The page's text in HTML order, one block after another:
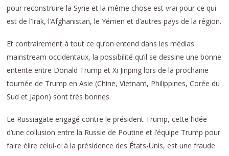
pour reconstruire la Syrie et la même chose est vrai pour ce qui
est de l’Irak, l’Afghanistan, le Yémen et d’autres pays de la région.
Et contrairement à tout ce qu’on entend dans les médias
mainstream occidentaux, la possibilité qu’il se dessine une bonne
entente entre Donald Trump et Xi Jinping lors de la prochaine
tournée de Trump en Asie (Chine, Vietnam, Philippines, Corée du
Sud et Japon) sont très bonnes.
Le Russiagate engagé contre le président Trump, cette l’idée
d’une collusion entre la Russie de Poutine et l’équipe Trump pour
faire élire celui-ci à la présidence des États-Unis, est une fraude